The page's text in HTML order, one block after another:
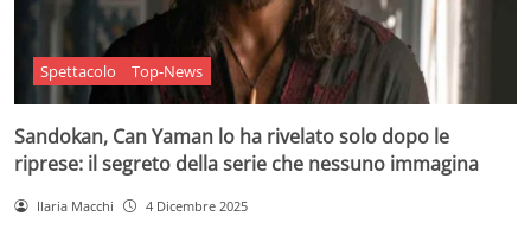
Spettacolo Top-News
Sandokan, Can Yaman lo ha rivelato solo dopo le
riprese: il segreto della serie che nessuno immagina
Ilaria Macchi 4 Dicembre 2025